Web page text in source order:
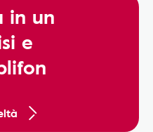
in un
e